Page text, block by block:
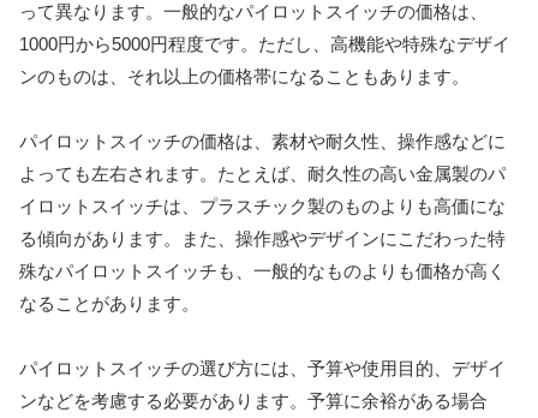
って異なります。一般的なパイロットスイッチの価格は、
1000円から5000円程度です。ただし、高機能や特殊なデザイ
ンのものは、それ以上の価格帯になることもあります。
パイロットスイッチの価格は、素材や耐久性、操作感などに
よっても左右されます。たとえば、耐久性の高い金属製のパ
イロットスイッチは、プラスチック製のものよりも高価にな
る傾向があります。また、操作感やデザインにこだわった特
殊なパイロットスイッチも、一般的なものよりも価格が高く
なることがあります。
パイロットスイッチの選び方には、予算や使用目的、デザイ
ンなどを考慮する必要があります。予算に余裕がある場合